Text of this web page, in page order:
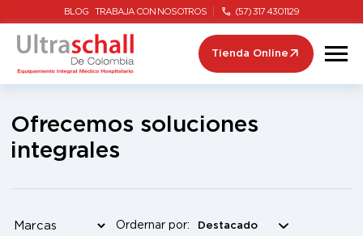
BLOG TRABAJA CON NOSOTROS (57) 317 4301129
Tienda Online
Ofrecemos soluciones
integrales
Ordernar por: